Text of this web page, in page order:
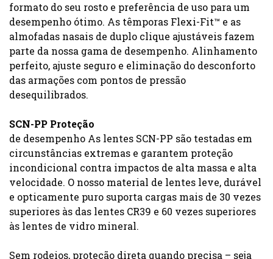
formato do seu rosto e preferência de uso para um
desempenho ótimo. As têmporas Flexi-Fit™ e as
almofadas nasais de duplo clique ajustáveis fazem
parte da nossa gama de desempenho. Alinhamento
perfeito, ajuste seguro e eliminação do desconforto
das armações com pontos de pressão
desequilibrados.
SCN-PP Proteção
de desempenho As lentes SCN-PP são testadas em
circunstâncias extremas e garantem proteção
incondicional contra impactos de alta massa e alta
velocidade. O nosso material de lentes leve, durável
e opticamente puro suporta cargas mais de 30 vezes
superiores às das lentes CR39 e 60 vezes superiores
às lentes de vidro mineral.
Sem rodeios, proteção direta quando precisa – seja